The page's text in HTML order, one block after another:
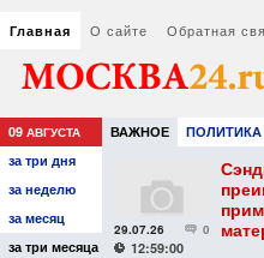
Главная О сайте Обратная
09 АВГУСТА ВАЖНОЕ ПОЛИТИКА
ТЕХНОЛОГИИ
за три дня
за неделю
за месяц
за три месяца
советы для
0
29.07.26
12:59:00